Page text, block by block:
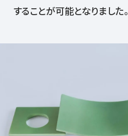
することが可能となりました。